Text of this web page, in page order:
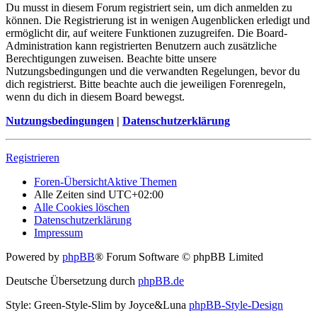
Du musst in diesem Forum registriert sein, um dich anmelden zu
können. Die Registrierung ist in wenigen Augenblicken erledigt und
ermöglicht dir, auf weitere Funktionen zuzugreifen. Die Board-
Administration kann registrierten Benutzern auch zusätzliche
Berechtigungen zuweisen. Beachte bitte unsere
Nutzungsbedingungen und die verwandten Regelungen, bevor du
dich registrierst. Bitte beachte auch die jeweiligen Forenregeln,
wenn du dich in diesem Board bewegst.
Nutzungsbedingungen | Datenschutzerklärung
Registrieren
Foren-ÜbersichtAktive Themen
Alle Zeiten sind UTC+02:00
Alle Cookies löschen
Datenschutzerklärung
Impressum
Powered by phpBB® Forum Software © phpBB Limited
Deutsche Übersetzung durch phpBB.de
Style: Green-Style-Slim by Joyce&Luna phpBB-Style-Design